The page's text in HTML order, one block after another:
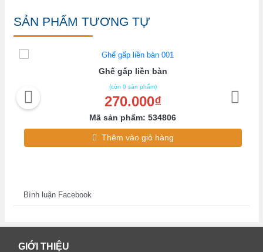
SẢN PHẨM TƯƠNG TỰ
Ghế gấp liền bàn
(còn 0 sản phẩm)
270.000₫
Mã sản phẩm: 534806
Thêm vào giỏ hàng
Bình luận Facebook
GIỚI THIỆU